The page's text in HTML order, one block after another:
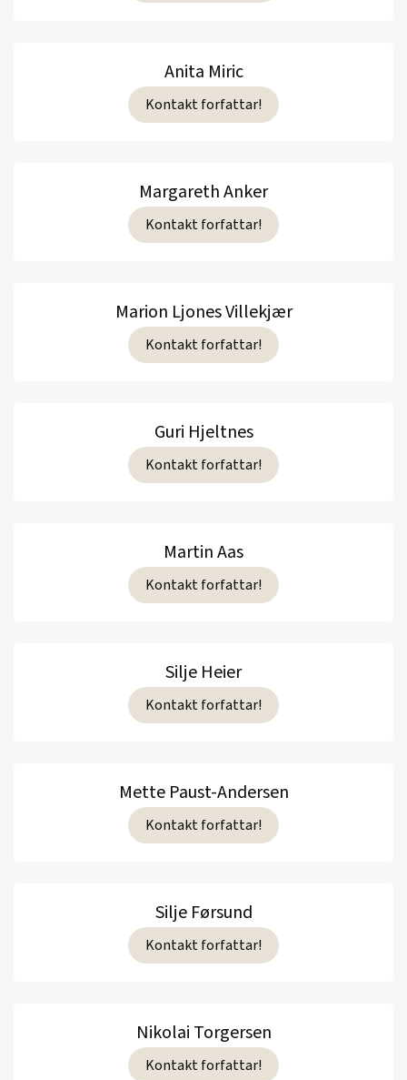
Anita Miric
Kontakt forfattar!
Margareth Anker
Kontakt forfattar!
Marion Ljones Villekjær
Kontakt forfattar!
Guri Hjeltnes
Kontakt forfattar!
Martin Aas
Kontakt forfattar!
Silje Heier
Kontakt forfattar!
Mette Paust-Andersen
Kontakt forfattar!
Silje Førsund
Kontakt forfattar!
Nikolai Torgersen
Kontakt forfattar!